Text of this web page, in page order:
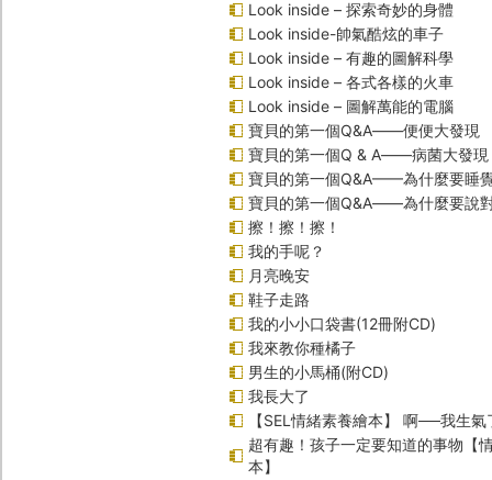
Look inside – 探索奇妙的身體
Look inside-帥氣酷炫的車子
Look inside – 有趣的圖解科學
Look inside – 各式各樣的火車
Look inside – 圖解萬能的電腦
寶貝的第一個Q&A――便便大發現
寶貝的第一個Q & A――病菌大發現
寶貝的第一個Q&A——為什麼要睡
寶貝的第一個Q&A――為什麼要說
擦！擦！擦！
我的手呢？
月亮晚安
鞋子走路
我的小小口袋書(12冊附CD)
我來教你種橘子
男生的小馬桶(附CD)
我長大了
【SEL情緒素養繪本】 啊──我生
超有趣！孩子一定要知道的事物【
本】